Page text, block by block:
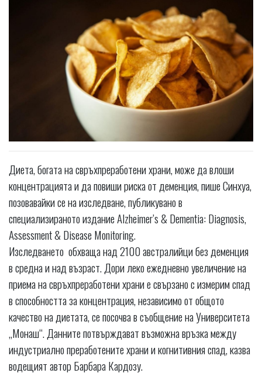
Диета, богата на свръхпреработени храни, може да влоши
концентрацията и да повиши риска от деменция, пише Синхуа,
позовавайки се на изследване, публикувано в
специализираното издание Alzheimer’s & Dementia: Diagnosis,
Assessment & Disease Monitoring.
Изследването обхваща над 2100 австралийци без деменция
в средна и над възраст. Дори леко ежедневно увеличение на
приема на свръхпреработени храни е свързано с измерим спад
в способността за концентрация, независимо от общото
качество на диетата, се посочва в съобщение на Университета
„Монаш“. Данните потвърждават възможна връзка между
индустриално преработените храни и когнитивния спад, казва
водещият автор Барбара Кардозу.